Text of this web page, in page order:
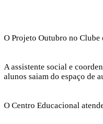
O Projeto Outubro no Clube
A assistente social e
alunos saiam do espaço de
O Centro Educacional